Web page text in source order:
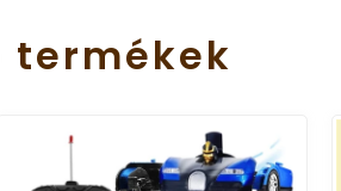
termékek